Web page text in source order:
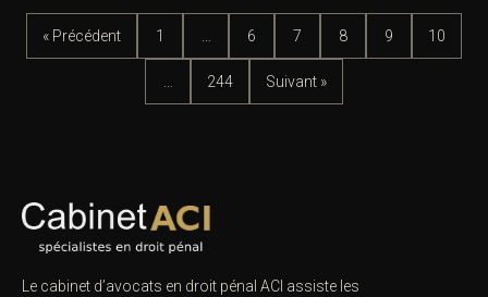
« Précédent 1 6 7 8 9 10
244 Suivant »
Le cabinet d’avocats en droit pénal ACI assiste les